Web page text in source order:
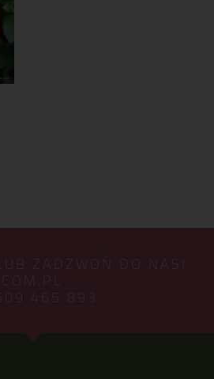
ZADZWOŃ DO NAS!
465 893